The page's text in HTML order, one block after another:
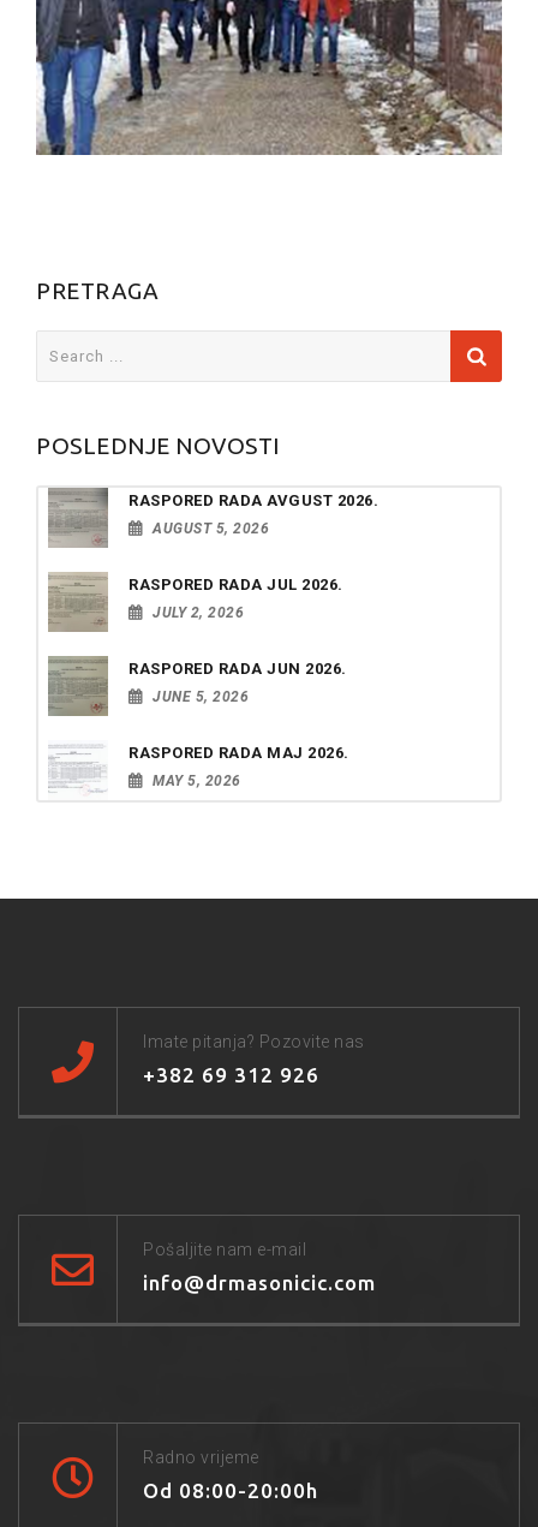
PRETRAGA
POSLEDNJE NOVOSTI
RASPORED RADA AVGUST 2026.
AUGUST 5, 2026
RASPORED RADA JUL 2026.
JULY 2, 2026
RASPORED RADA JUN 2026.
JUNE 5, 2026
RASPORED RADA MAJ 2026.
MAY 5, 2026
Imate pitanja? Pozovite nas
+382 69 312 926
Pošaljite nam e-mail
info@drmasonicic.com
Radno vrijeme
Od 08:00-20:00h